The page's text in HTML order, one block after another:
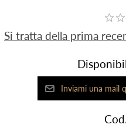
Si tratta della prima